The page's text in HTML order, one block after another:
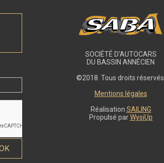
SOCIÉTÉ D'AUTOCARS
DU BASSIN ANNÉCIEN
©2018. Tous droits réservés.
Mentions légales
Réalisation SAILING
Propulsé parWysiUp